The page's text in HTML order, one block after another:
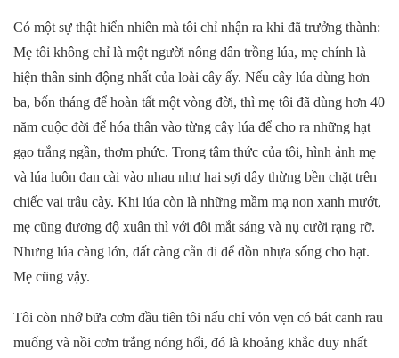
Có một sự thật hiển nhiên mà tôi chỉ nhận ra khi đã trưởng thành:
Mẹ tôi không chỉ là một người nông dân trồng lúa, mẹ chính là
hiện thân sinh động nhất của loài cây ấy. Nếu cây lúa dùng hơn
ba, bốn tháng để hoàn tất một vòng đời, thì mẹ tôi đã dùng hơn 40
năm cuộc đời để hóa thân vào từng cây lúa để cho ra những hạt
gạo trắng ngần, thơm phức. ​Trong tâm thức của tôi, hình ảnh mẹ
và lúa luôn đan cài vào nhau như hai sợi dây thừng bền chặt trên
chiếc vai trâu cày. Khi lúa còn là những mầm mạ non xanh mướt,
mẹ cũng đương độ xuân thì với đôi mắt sáng và nụ cười rạng rỡ.
Nhưng lúa càng lớn, đất càng cằn đi để dồn nhựa sống cho hạt.
Mẹ cũng vậy.
Tôi còn nhớ bữa cơm đầu tiên tôi nấu chỉ vỏn vẹn có bát canh rau
muống và nồi cơm trắng nóng hổi, đó là khoảng khắc duy nhất